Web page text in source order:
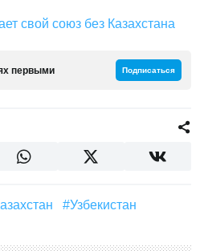
свой союз без Казахстана
первыми Подписаться
#Казахстан
#Узбекистан